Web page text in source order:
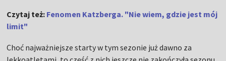
Czytaj też: Fenomen Katzberga. "Nie wiem, gdzie jest mój
limit"
Choć najważniejsze starty w tym sezonie już dawno za